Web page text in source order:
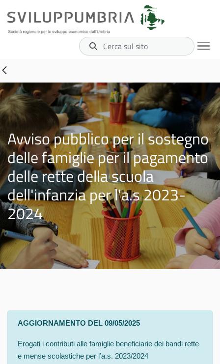
Cerca sul sito
Avviso pubblico per il sostegno
delle famiglie per il pagamento
delle rette della scuola
dell'infanzia per l'a.s 2023-
2024
AGGIORNAMENTO DEL 09/05/2025
Erogati i contributi alle famiglie beneficiarie dei bandi rette
e mense scolastiche per l’a.s. 2023/2024